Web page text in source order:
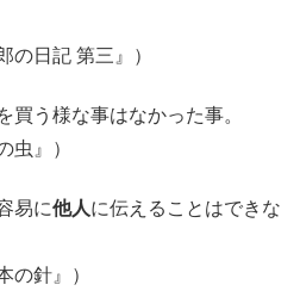
の日記 第三』）
買う様な事はなかった事。
虫』）
易に他人に伝えることはできな
の針』）